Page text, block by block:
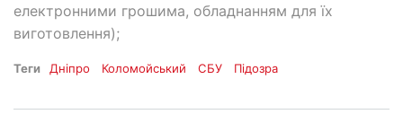
електронними грошима, обладнанням для їх
виготовлення);
Теги Дніпро Коломойський СБУ Підозра